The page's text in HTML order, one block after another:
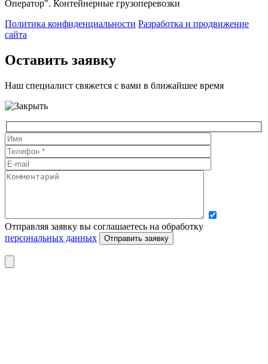
Оператор". Контейнерные грузоперевозки
Политика конфиденциальности Разработка и продвижение
сайта
Оставить заявку
Наш специалист свяжется с вами в ближайшее время
Отправляя заявку вы соглашаетесь на обработку
персональных данных